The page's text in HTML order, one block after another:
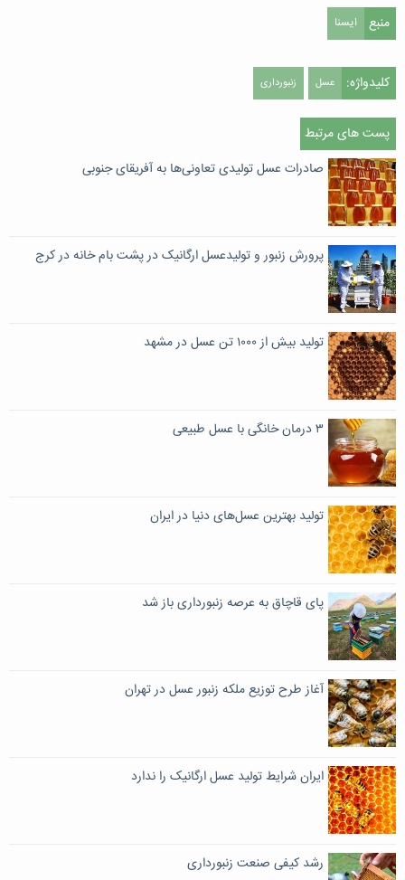
منبع ایسنا
کلیدواژه: عسل زنبورداری
پست های مرتبط
صادرات عسل تولیدی تعاونی‌ها به آفریقای جنوبی
پرورش زنبور و تولیدعسل ارگانیک در پشت بام خانه در کرج
تولید بیش از ۱۰۰۰ تن عسل در مشهد
۳ درمان خانگی با عسل طبیعی
تولید بهترین عسل‌های دنیا در ایران
پای قاچاق به عرصه زنبورداری باز شد
آغاز طرح توزیع ملکه زنبور عسل در تهران
ایران شرایط تولید عسل ارگانیک را ندارد
رشد کیفی صنعت زنبورداری